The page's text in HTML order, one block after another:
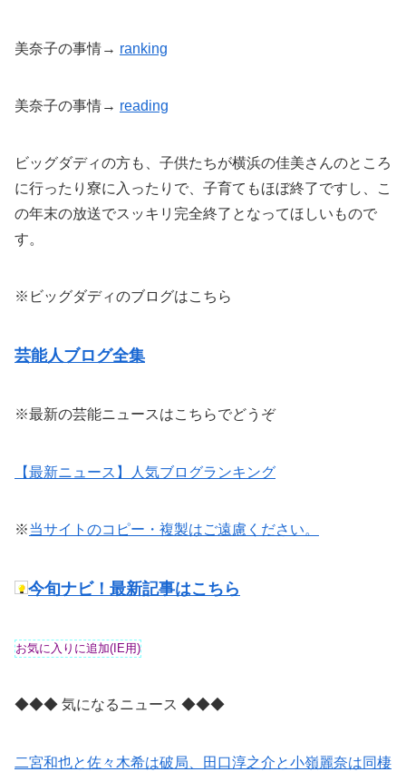
美奈子の事情→ ranking
美奈子の事情→ reading
ビッグダディの方も、子供たちが横浜の佳美さんのところ
に行ったり寮に入ったりで、子育てもほぼ終了ですし、こ
の年末の放送でスッキリ完全終了となってほしいもので
す。
※ビッグダディのブログはこちら
芸能人ブログ全集
※最新の芸能ニュースはこちらでどうぞ
【最新ニュース】人気ブログランキング
※当サイトのコピー・複製はご遠慮ください。
今旬ナビ！最新記事はこちら
◆◆◆ 気になるニュース ◆◆◆
二宮和也と佐々木希は破局、田口淳之介と小嶺麗奈は同棲